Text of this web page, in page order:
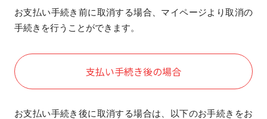
お支払い手続き前に取消する場合、マイページより取消の
手続きを行うことができます。
支払い手続き後の場合
お支払い手続き後に取消する場合は、以下のお手続きをお